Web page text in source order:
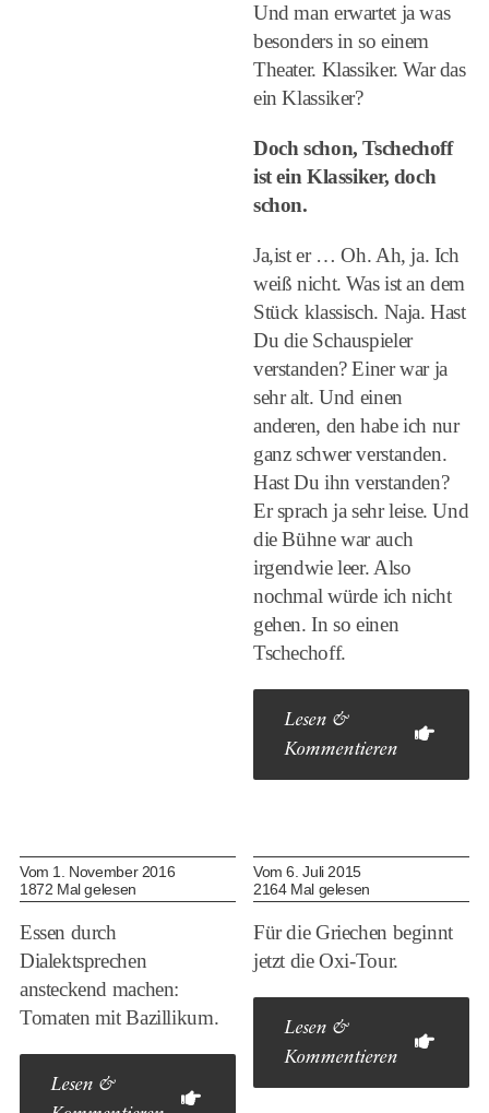
Und man erwartet ja was
besonders in so einem
Theater. Klassiker. War das
ein Klassiker?
Doch schon, Tschechoff
ist ein Klassiker, doch
schon.
Ja,ist er … Oh. Ah, ja. Ich
weiß nicht. Was ist an dem
Stück klassisch. Naja. Hast
Du die Schauspieler
verstanden? Einer war ja
sehr alt. Und einen
anderen, den habe ich nur
ganz schwer verstanden.
Hast Du ihn verstanden?
Er sprach ja sehr leise. Und
die Bühne war auch
irgendwie leer. Also
nochmal würde ich nicht
gehen. In so einen
Tschechoff.
Lesen &
Kommentieren
Vom 1. November 2016
1872 Mal gelesen
Essen durch
Dialektsprechen
ansteckend machen:
Tomaten mit Bazillikum.
Lesen &
Vom 6. Juli 2015
2164 Mal gelesen
Für die Griechen beginnt
jetzt die Oxi-Tour.
Lesen &
Kommentieren